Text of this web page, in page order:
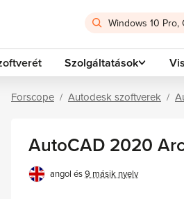
Szolgáltatások
Forscope Autodesk szoftverek
AutoCAD 2020
angol és9 másik nyelv